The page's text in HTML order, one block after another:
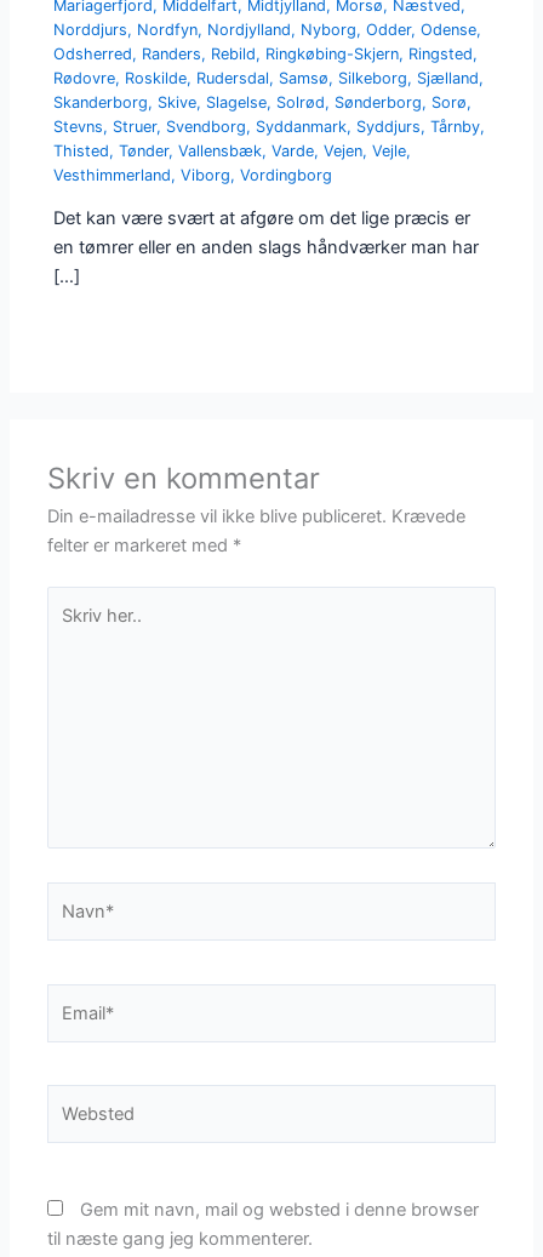
Mariagerfjord , Middelfart, Midtjylland , Morsø, Næstved ,
Norddjurs, Nordfyn, Nordjylland, Nyborg,Odder,Odense,
Odsherred, Randers, Rebild, Ringkøbing-Skjern, Ringsted,
Rødovre, Roskilde, Rudersdal, Samsø, Silkeborg, Sjælland,
Skanderborg, Skive, Slagelse, Solrød, Sønderborg, Sorø,
Stevns, Struer, Svendborg, Syddanmark, Syddjurs,Tårnby,
Thisted,Tønder,Vallensbæk,Varde,Vejen,Vejle,
Vesthimmerland,Viborg,Vordingborg
Det kan være svært at afgøre om det lige præcis er
en tømrer eller en anden slags håndværker man har
[…]
Skriv en kommentar
Din e-mailadresse vil ikke blive publiceret. Krævede
felter er markeret med *
her..
Gem mit navn, mail og websted i denne browser
til næste gang jeg kommenterer.